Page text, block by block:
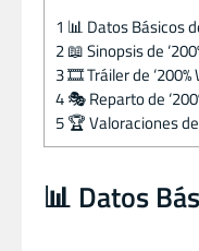
1 📊 Datos Básicos
2📖 Sinopsis de
3🎞️ Tráiler de ‘200%
4🎭 Reparto de
5🏆 Valoraciones de
📊 Datos